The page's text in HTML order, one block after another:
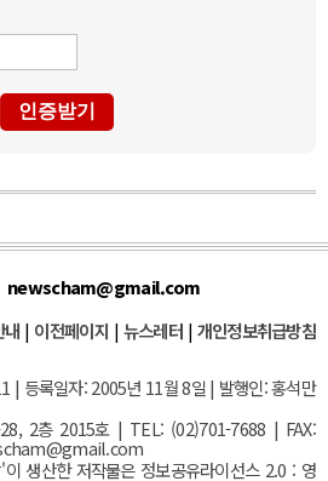
인증받기
newscham@gmail.com
내 | 이전페이지 | 뉴스레터| 개인정보취급방침
| 등록일자: 2005년 11월 8일 | 발행인: 홍석만
2층 2015호| TEL: (02)701-7688 | FAX:
생산한 저작물은 정보공유라이선스 2.0 : 영